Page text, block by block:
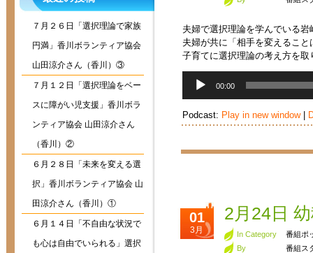
７月２６日「選択理論で家族
円満」香川ボランティア協会
山田涼介さん（香川）③
７月１２日「選択理論をベー
スに障がい児支援」香川ボラ
ンティア協会 山田涼介さん
（香川）②
６月２８日「未来を変える選
択」香川ボランティア協会 山
田涼介さん（香川）①
６月１４日「不自由な状況で
も心は自由でいられる」選択
夫婦で選択理論を学んでいる
夫婦が共に「相手を変えるこ
子育てに選択理論の考え方を
レ
ー
00:00
Podcast: Play in new window|
01
3月
2月24日
In Category
番組ポ
By
番組ス